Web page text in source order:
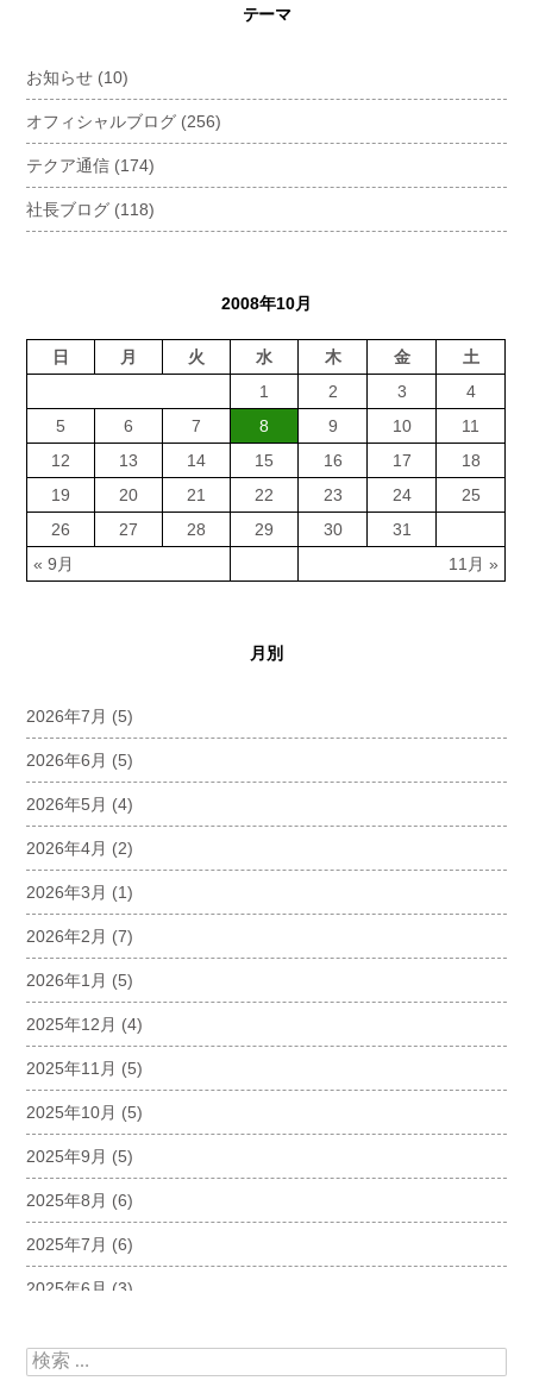
テーマ
お知らせ (10)
オフィシャルブログ (256)
テクア通信 (174)
社長ブログ (118)
2008年10月
日 月 火 水 木 金 土
« 9月 11月 »
1 2 3
4
5
6 7 8 9 10
11
12
13 14 15 16 17
18
19
20 21 22 23 24
25
26
27 28 29 30 31
月別
2026年7月 (5)
2026年6月 (5)
2026年5月 (4)
2026年4月 (2)
2026年3月 (1)
2026年2月 (7)
2026年1月 (5)
2025年12月 (4)
2025年11月 (5)
2025年10月 (5)
2025年9月 (5)
2025年8月 (6)
2025年7月 (6)
2025年6月 (3)
2025年4月(5)
検索: